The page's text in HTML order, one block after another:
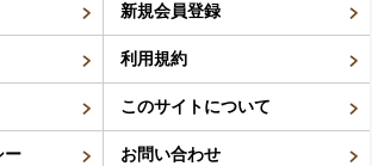
新規会員登録
利用規約
このサイトについて
ー お問い合わせ